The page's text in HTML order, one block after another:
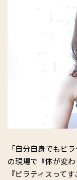
「自分自身でもピ
の現場で『体が変わ
『ピラティスって